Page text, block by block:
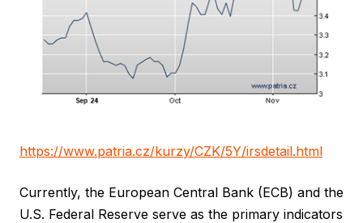
https://www.patria.cz/kurzy/CZK/5Y/irsdetail.html
Currently, the European Central Bank (ECB) and the
U.S. Federal Reserve serve as the primary indicators